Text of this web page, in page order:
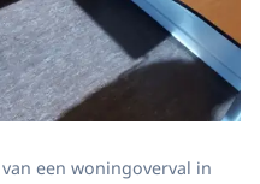
een woningoverval in